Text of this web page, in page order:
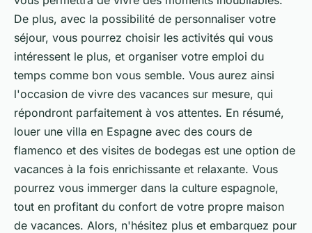
De plus, avec la possibilité de personnaliser votre
séjour, vous pourrez choisir les activités qui vous
intéressent le plus, et organiser votre emploi du
temps comme bon vous semble. Vous aurez ainsi
l'occasion de vivre des vacances sur mesure, qui
répondront parfaitement à vos attentes. En résumé,
louer une villa en Espagne avec des cours de
flamenco et des visites de bodegas est une option de
vacances à la fois enrichissante et relaxante. Vous
pourrez vous immerger dans la culture espagnole,
tout en profitant du confort de votre propre maison
de vacances. Alors, n'hésitez plus et embarquez pour